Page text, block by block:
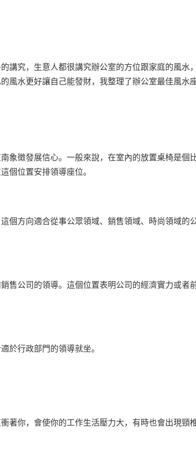
講究，生意人都很講究辦公室的方位跟家庭的風水
風水更好讓自己能發財，我整理了辦公室最佳風水
象徵發展信心。一般來說，在室內的放置桌椅是個
個位置安排領導座位。
個方向適合從事公眾領域、銷售領域、時尚領域的
售公司的領導。這個位置表明公司的經濟實力或者
於行政部門的領導就坐。
著你，會使你的工作生活壓力大，有時也會出現頸